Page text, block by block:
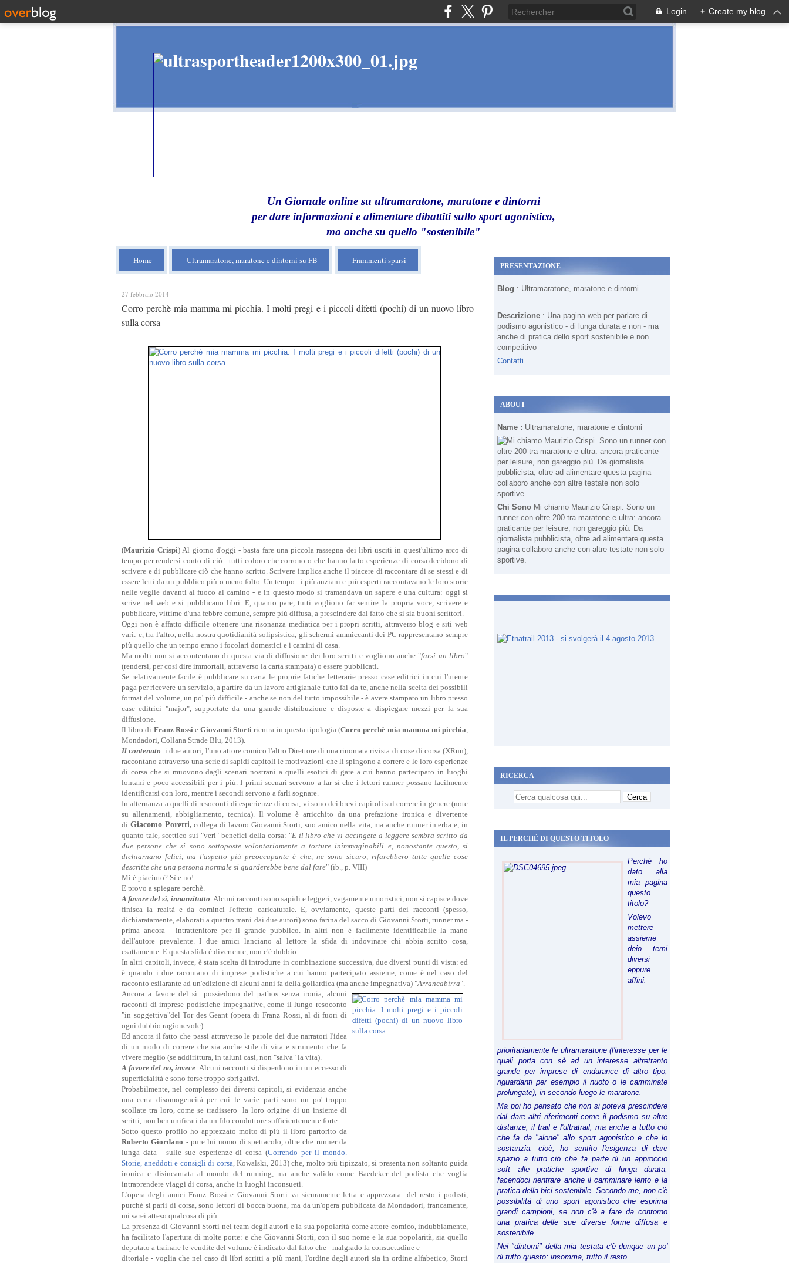
Login + Create my blog
Un Giornale online su ultramaratone, maratone e dintorni
per dare informazioni e alimentare dibattiti sullo sport agonistico,
ma anche su quello "sostenibile"
Home Ultramaratone, maratone e dintorni su FB Frammenti sparsi
27 febbraio 2014
Corro perchè mia mamma mi picchia. I molti pregi e i piccoli difetti (pochi) di un nuovo libro
sulla corsa
(Maurizio Crispi) Al giorno d'oggi - basta fare una piccola rassegna dei libri usciti in quest'ultimo arco di
tempo per rendersi conto di ciò - tutti coloro che corrono o che hanno fatto esperienze di corsa decidono di
scrivere e di pubblicare ciò che hanno scritto. Scrivere implica anche il piacere di raccontare di se stessi e di
essere letti da un pubblico più o meno folto. Un tempo - i più anziani e più esperti raccontavano le loro storie
nelle veglie davanti al fuoco al camino - e in questo modo si tramandava un sapere e una cultura: oggi si
scrive nel web e si pubblicano libri. E, quanto pare, tutti vogliono far sentire la propria voce, scrivere e
pubblicare, vittime d'una febbre comune, sempre più diffusa, a prescindere dal fatto che si sia buoni scrittori.
Oggi non è affatto difficile ottenere una risonanza mediatica per i propri scritti, attraverso blog e siti web
vari: e, tra l'altro, nella nostra quotidianità solipsistica, gli schermi ammiccanti dei PC rappresentano sempre
più quello che un tempo erano i focolari domestici e i camini di casa.
Ma molti non si accontentano di questa via di diffusione dei loro scritti e vogliono anche "farsi un libro"
(rendersi, per così dire immortali, attraverso la carta stampata) o essere pubblicati.
Se relativamente facile è pubblicare su carta le proprie fatiche letterarie presso case editrici in cui l'utente
paga per ricevere un servizio, a partire da un lavoro artigianale tutto fai-da-te, anche nella scelta dei possibili
format del volume, un po' più difficile - anche se non del tutto impossibile - è avere stampato un libro presso
case editrici "major", supportate da una grande distribuzione e disposte a dispiegare mezzi per la sua
diffusione.
Il libro di Franz RossieGiovanni Storti rientra in questa tipologia (Corro perchè mia mamma mi picchia,
Mondadori, Collana Strade Blu, 2013).
Il contenuto: i due autori, l'uno attore comico l'altro Direttore di una rinomata rivista di cose di corsa (XRun),
raccontano attraverso una serie di sapidi capitoli le motivazioni che li spingono a correre e le loro esperienze
di corsa che si muovono dagli scenari nostrani a quelli esotici di gare a cui hanno partecipato in luoghi
lontani e poco accessibili per i più. I primi scenari servono a far sì che i lettori-runner possano facilmente
identificarsi con loro, mentre i secondi servono a farli sognare.
In alternanza a quelli di resoconti di esperienze di corsa, vi sono dei brevi capitoli sul correre in genere (note
su allenamenti, abbigliamento, tecnica). Il volume è arricchito da una prefazione ironica e divertente
di Giacomo Poretti, collega di lavoro Giovanni Storti, suo amico nella vita, ma anche runner in erba e, in
quanto tale, scettico sui "veri" benefici della corsa: "E il libro che vi accingete a leggere sembra scritto da
due persone che si sono sottoposte volontariamente a torture inimmaginabili e, nonostante questo, si
dichiarnano felici, ma l'aspetto più preoccupante é che, ne sono sicuro, rifarebbero tutte quelle cose
descritte che una persona normale si guarderebbe bene dal fare" (ib., p. VIII)
Mi è piaciuto? Sì e no!
E provo a spiegare perchè.
A favore del sì, innanzitutto. Alcuni racconti sono sapidi e leggeri, vagamente umoristici, non si capisce dove
finisca la realtà e da cominci l'effetto caricaturale. E, ovviamente, queste parti dei racconti (spesso,
dichiaratamente, elaborati a quattro mani dai due autori) sono farina del sacco di Giovanni Storti, runner ma -
prima ancora - intrattenitore per il grande pubblico. In altri non è facilmente identificabile la mano
dell'autore prevalente. I due amici lanciano al lettore la sfida di indovinare chi abbia scritto cosa,
esattamente. E questa sfida è divertente, non c'è dubbio.
In altri capitoli, invece, è stata scelta di introdurre in combinazione successiva, due diversi punti di vista: ed
è quando i due racontano di imprese podistiche a cui hanno partecipato assieme, come è nel caso del
racconto esilarante ad un'edizione di alcuni anni fa della goliardica (ma anche impegnativa) "Arrancabirra".
Ancora a favore del sì: possiedono del pathos senza ironia, alcuni
racconti di imprese podistiche impegnative, come il lungo resoconto
"in soggettiva"del Tor des Geant (opera di Franz Rossi, al di fuori di
ogni dubbio ragionevole).
Ed ancora il fatto che passi attraverso le parole dei due narratori l'idea
di un modo di correre che sia anche stile di vita e strumento che fa
vivere meglio (se addirittura, in taluni casi, non "salva" la vita).
A favore del no, invece. Alcuni racconti si disperdono in un eccesso di
superficialità e sono forse troppo sbrigativi.
Probabilmente, nel complesso dei diversi capitoli, si evidenzia anche
una certa disomogeneità per cui le varie parti sono un po' troppo
scollate tra loro, come se tradissero la loro origine di un insieme di
scritti, non ben unificati da un filo conduttore sufficientemente forte.
Sotto questo profilo ho apprezzato molto di più il libro partorito da
Roberto Giordano - pure lui uomo di spettacolo, oltre che runner da
lunga data - sulle sue esperienze di corsa (Correndo per il mondo.
Storie, aneddoti e consigli di corsa, Kowalski, 2013) che, molto più tipizzato, si presenta non soltanto guida
ironica e disincantata al mondo del running, ma anche valido come Baedeker del podista che voglia
intraprendere viaggi di corsa, anche in luoghi inconsueti.
L'opera degli amici Franz Rossi e Giovanni Storti va sicuramente letta e apprezzata: del resto i podisti,
purché si parli di corsa, sono lettori di bocca buona, ma da un'opera pubblicata da Mondadori, francamente,
mi sarei atteso qualcosa di più.
La presenza di Giovanni Storti nel team degli autori e la sua popolarità come attore comico, indubbiamente,
ha facilitato l'apertura di molte porte: e che Giovanni Storti, con il suo nome e la sua popolarità, sia quello
deputato a trainare le vendite del volume è indicato dal fatto che - malgrado la consuetudine e
ditoriale - voglia che nel caso di libri scritti a più mani, l'ordine degli autori sia in ordine alfabetico, Storti
PRESENTAZIONE
Blog : Ultramaratone, maratone e dintorni
Descrizione : Una pagina web per parlare di
podismo agonistico - di lunga durata e non - ma
anche di pratica dello sport sostenibile e non
competitivo
Contatti
ABOUT
Name : Ultramaratone, maratone e dintorni
Chi Sono Mi chiamo Maurizio Crispi. Sono un
runner con oltre 200 tra maratone e ultra: ancora
praticante per leisure, non gareggio più. Da
giornalista pubblicista, oltre ad alimentare questa
pagina collaboro anche con altre testate non solo
sportive.
RICERCA
IL PERCHÈ DI QUESTO TITOLO
Perchè ho
dato alla
mia pagina
questo
titolo?
Volevo
mettere
assieme
deio temi
diversi
eppure
affini:
prioritariamente le ultramaratone (l'interesse per le
quali porta con sè ad un interesse altrettanto
grande per imprese di endurance di altro tipo,
riguardanti per esempio il nuoto o le camminate
prolungate), in secondo luogo le maratone.
Ma poi ho pensato che non si poteva prescindere
dal dare altri riferimenti come il podismo su altre
distanze, il trail e l'ultratrail, ma anche a tutto ciò
che fa da "alone" allo sport agonistico e che lo
sostanzia: cioè, ho sentito l'esigenza di dare
spazio a tutto ciò che fa parte di un approccio
soft alle pratiche sportive di lunga durata,
facendoci rientrare anche il camminare lento e la
pratica della bici sostenibile. Secondo me, non c'è
possibilità di uno sport agonistico che esprima
grandi campioni, se non c'è a fare da contorno
una pratica delle sue diverse forme diffusa e
sostenibile.
Nei "dintorni" della mia testata c'è dunque un po'
di tutto questo: insomma, tutto il resto.